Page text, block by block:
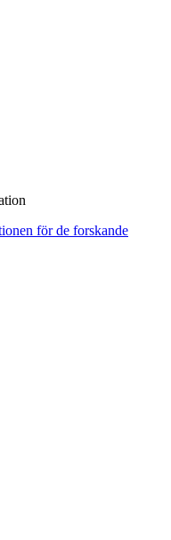
för de forskande